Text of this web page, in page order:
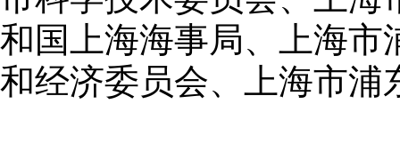
和国上海海事局、上海市
和经济委员会、上海市浦